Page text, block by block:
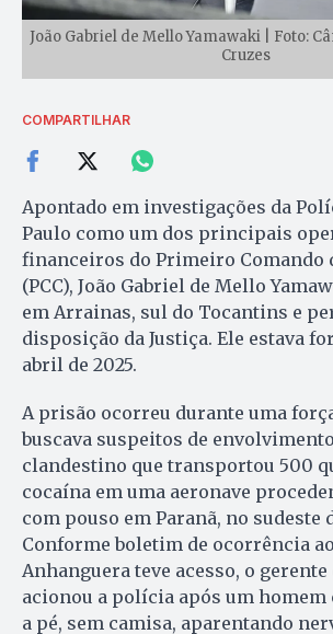
João Gabriel de Mello Yamawaki | Foto:
Cruzes
COMPARTILHAR
Apontado em investigações da
Paulo como um dos principais
financeiros do Primeiro Comando
(PCC), João Gabriel de Mello
em Arrainas, sul do Tocantins e
disposição da Justiça. Ele estava
abril de 2025.
A prisão ocorreu durante uma
buscava suspeitos de
clandestino que transportou 500
cocaína em uma aeronave
com pouso em Paranã, no sudeste
Conforme boletim de ocorrência
Anhanguera teve acesso, o gerente
acionou a polícia após um homem
a pé, sem camisa, aparentando